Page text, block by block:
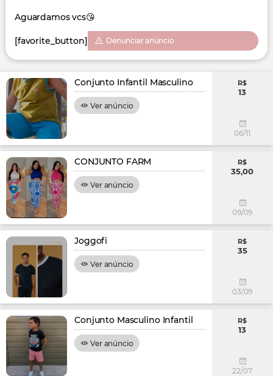
Aguardamos vcs😘
[favorite_button] Denunciar anúncio
Conjunto Infantil Masculino
Ver anúncio
R$
13
06/11
CONJUNTO FARM
Ver anúncio
R$
35,00
09/09
Joggofi
Ver anúncio
R$
35
03/09
Conjunto Masculino Infantil
Ver anúncio
R$
13
22/07